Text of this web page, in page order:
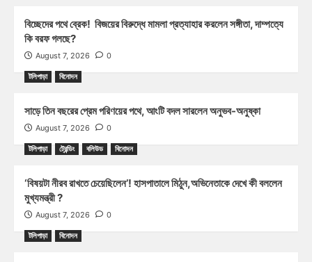
বিচ্ছেদের পথে ব্রেক! বিজয়ের বিরুদ্ধে মামলা প্রত্যাহার করলেন সঙ্গীতা, দাম্পত্যে
কি বরফ গলছে?
August 7, 2026 0
টলিপাড়া বিনোদন
সাড়ে তিন বছরের প্রেম পরিণয়ের পথে, আংটি বদল সারলেন অনুভব-অনুষ্কা
August 7, 2026 0
টলিপাড়া ট্রেন্ডিং বলিউড বিনোদন
‘বিষয়টা নীরব রাখতে চেয়েছিলেন’! হাসপাতালে মিঠুন,অভিনেতাকে দেখে কী বললেন
মুখ্যমন্ত্রী ?
August 7, 2026 0
টলিপাড়া বিনোদন